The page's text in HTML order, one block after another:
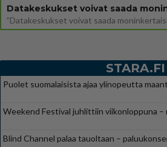
STARA.FI
Puolet suomalaisista ajaa ylinopeutta
Weekend Festival juhlittiin viikonloppuna –
Blind Channel palaa tauoltaan –